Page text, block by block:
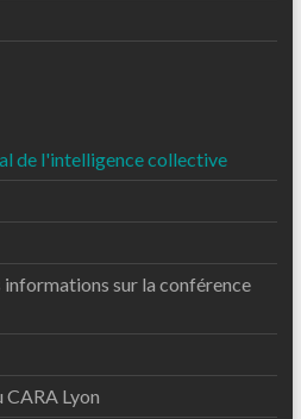
de l'intelligence collective
sur la conférence
CARA Lyon